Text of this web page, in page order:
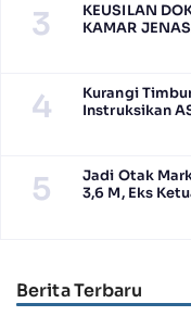
3
KEUSILAN
KAMAR
4
Kurangi
Instruksikan
5
Jadi Otak
3,6 M, Eks
Berita Terbaru